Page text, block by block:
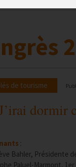
de tourisme
dormir
:
Bahler, Présidente
Paluel-Marmont,